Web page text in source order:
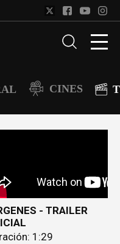
CINES
- TRAILER
1:29